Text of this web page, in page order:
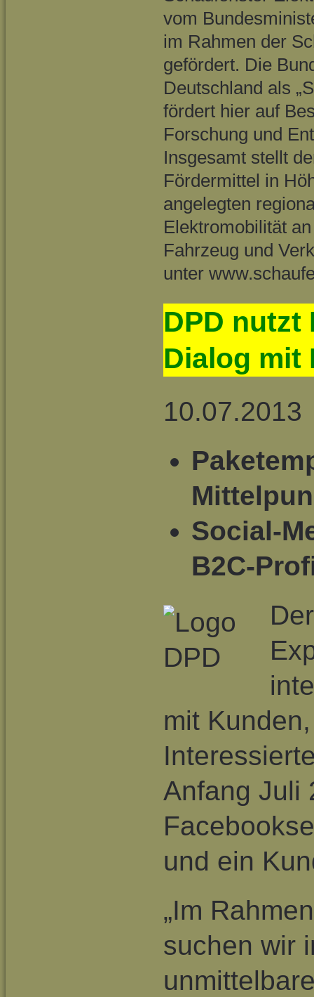
vom
im Rahmen der
gefördert. Die
Deutschland als
fördert hier auf
Forschung und
Insgesamt stellt
Fördermittel in
angelegten
Elektromobilität
Fahrzeug und
unter
DPD nutzt
Dialog mit
10.07.2013
Social-
B2C-
mit
Anfang Juli
und ein
„Im
suchen wir